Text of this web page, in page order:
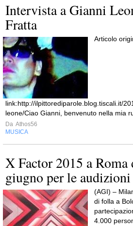
Intervista a Gianni
Fratta
Articolo
link:http://ilpittorediparole.blog.tiscali.it/
leone/Ciao Gianni, benvenuto nella mia
Da Athos56
MUSICA
X Factor 2015 a
giugno per le audizioni
(AGI) –
di folla a
4.000